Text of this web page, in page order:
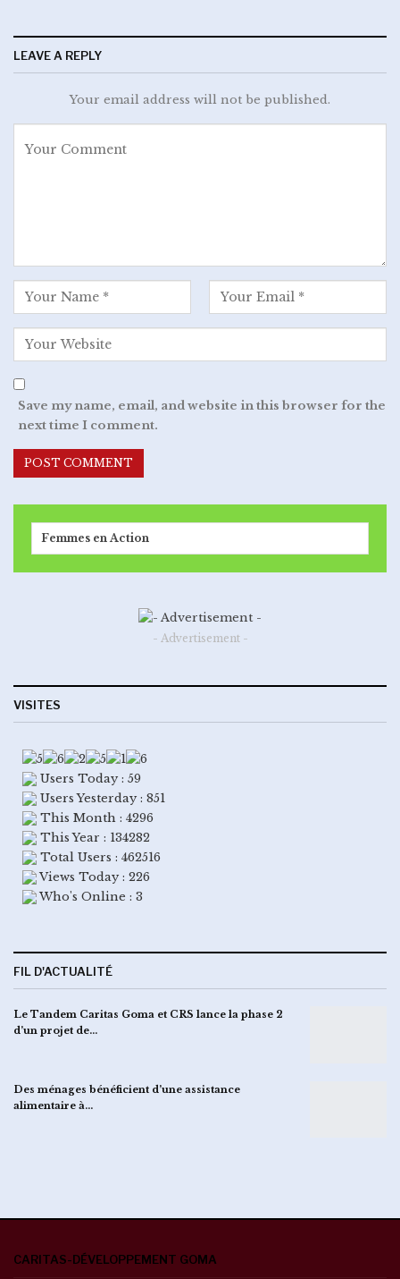
LEAVE A REPLY
Your email address will not be published.
Save my name, email, and website in this browser for the
next time I comment.
Femmes en Action
- Advertisement -
VISITES
Users Today : 59
Users Yesterday : 851
This Month : 4296
This Year : 134282
Total Users : 462516
Views Today : 226
Who's Online : 3
FIL D'ACTUALITÉ
Le Tandem Caritas Goma et CRS lance la phase 2
d’un projet de…
Des ménages bénéficient d’une assistance
alimentaire à…
CARITAS-DÉVELOPPEMENT GOMA